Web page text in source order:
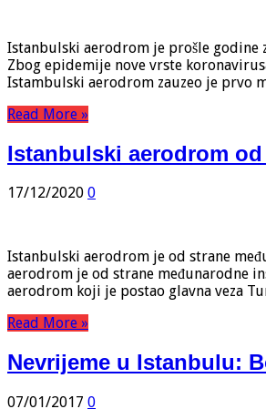
Istanbulski aerodrom je prošle godine
Zbog epidemije nove vrste
Istambulski aerodrom zauzeo je prvo
Read More »
Istanbulski aerodrom od
17/12/2020 0
Istanbulski aerodrom je od strane
aerodrom je od strane međunarodne
aerodrom koji je postao glavna veza
Read More »
Nevrijeme u Istanbulu:
07/01/2017 0